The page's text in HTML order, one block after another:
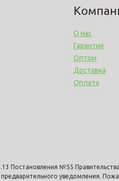
О нас
Гарантия
Оптом
Доставка
Оплата
Постановления №55
уведомления.